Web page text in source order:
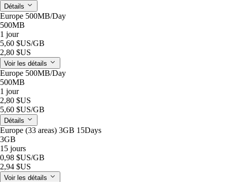
Détails
Europe 500MB/Day
500MB
1 jour
5,60 $US/GB
2,80 $US
Voir les détails
Europe 500MB/Day
500MB
1 jour
2,80 $US
5,60 $US/GB
Détails
Europe (33 areas) 3GB 15Days
3GB
15 jours
0,98 $US/GB
2,94 $US
Voir les détails